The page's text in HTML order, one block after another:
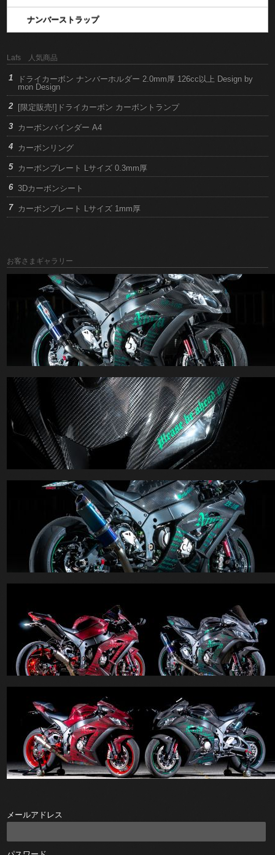
ナンバーストラップ
Lafs 人気商品
ドライカーボン ナンバーホルダー 2.0mm厚 126cc以上 Design by
mon Design
[限定販売!]ドライカーボン カーボントランプ
カーボンバインダー A4
カーボンリング
カーボンプレート Lサイズ 0.3mm厚
3Dカーボンシート
カーボンプレート Lサイズ 1mm厚
お客さまギャラリー
メールアドレス